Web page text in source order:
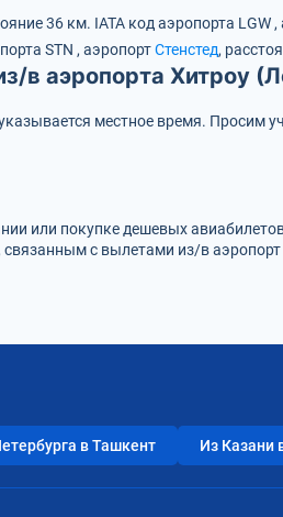
36 км. IATA код аэропорта LGW ,
STN , аэропортСтенстед,
в аэропорта Хитроу
местное время. Просим
или покупке дешевых
связанным с вылетами из/в
в Ташкент Из Казани